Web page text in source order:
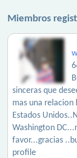
Miembros
sinceras que
mas una relacion
Estados
Washington
favor...gracias
profile